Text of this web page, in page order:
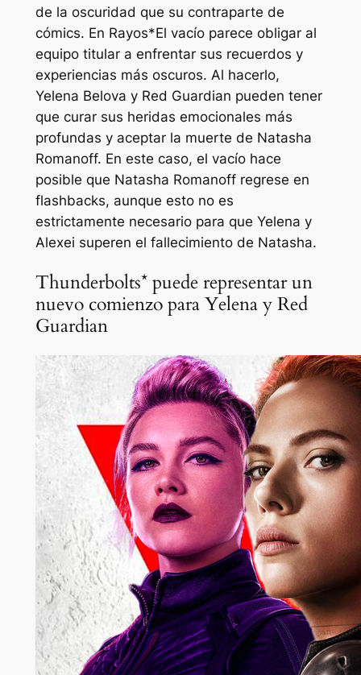
de la oscuridad que su contraparte de
cómics. En Rayos*El vacío parece obligar al
equipo titular a enfrentar sus recuerdos y
experiencias más oscuros. Al hacerlo,
Yelena Belova y Red Guardian pueden tener
que curar sus heridas emocionales más
profundas y aceptar la muerte de Natasha
Romanoff. En este caso, el vacío hace
posible que Natasha Romanoff regrese en
flashbacks, aunque esto no es
estrictamente necesario para que Yelena y
Alexei superen el fallecimiento de Natasha.
Thunderbolts* puede representar un
nuevo comienzo para Yelena y Red
Guardian